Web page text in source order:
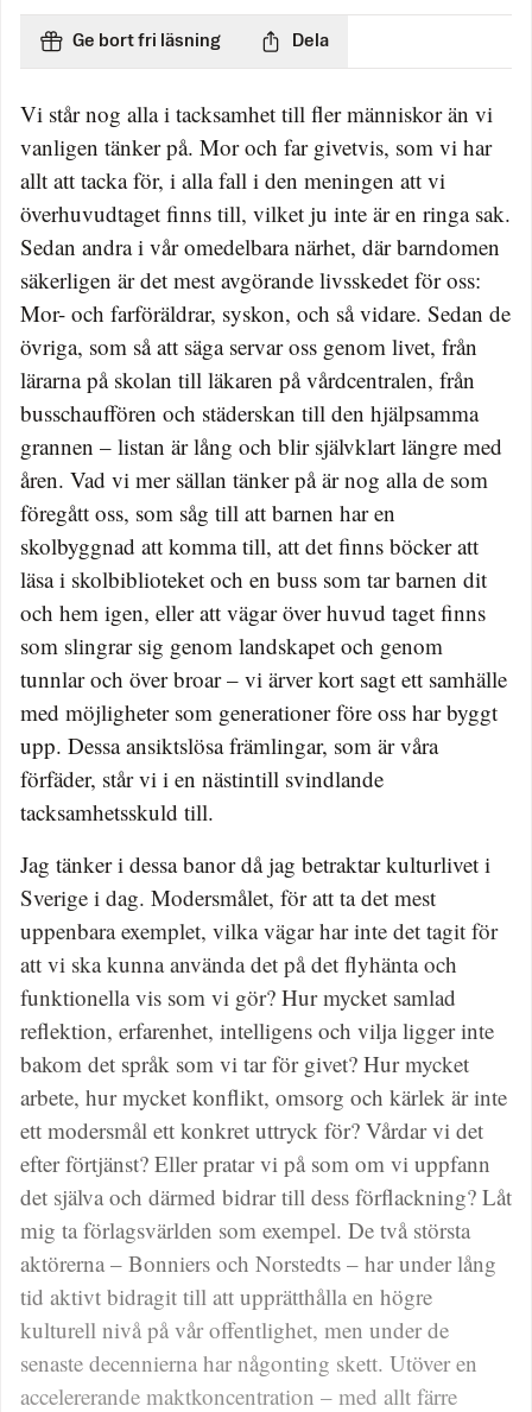
Ge bort fri läsning Dela
Vi står nog alla i tacksamhet till fler människor än vi
vanligen tänker på. Mor och far givetvis, som vi har
allt att tacka för, i alla fall i den meningen att vi
överhuvudtaget finns till, vilket ju inte är en ringa sak.
Sedan andra i vår omedelbara närhet, där barndomen
säkerligen är det mest avgörande livsskedet för oss:
Mor- och farföräldrar, syskon, och så vidare. Sedan de
övriga, som så att säga servar oss genom livet, från
lärarna på skolan till läkaren på vårdcentralen, från
busschauffören och städerskan till den hjälpsamma
grannen – listan är lång och blir självklart längre med
åren. Vad vi mer sällan tänker på är nog alla de som
föregått oss, som såg till att barnen har en
skolbyggnad att komma till, att det finns böcker att
läsa i skolbiblioteket och en buss som tar barnen dit
och hem igen, eller att vägar över huvud taget finns
som slingrar sig genom landskapet och genom
tunnlar och över broar – vi ärver kort sagt ett samhälle
med möjligheter som generationer före oss har byggt
upp. Dessa ansiktslösa främlingar, som är våra
förfäder, står vi i en nästintill svindlande
tacksamhetsskuld till.
Jag tänker i dessa banor då jag betraktar kulturlivet i
Sverige i dag. Modersmålet, för att ta det mest
uppenbara exemplet, vilka vägar har inte det tagit för
att vi ska kunna använda det på det flyhänta och
funktionella vis som vi gör? Hur mycket samlad
reflektion, erfarenhet, intelligens och vilja ligger inte
bakom det språk som vi tar för givet? Hur mycket
arbete, hur mycket konflikt, omsorg och kärlek är inte
ett modersmål ett konkret uttryck för? Vårdar vi det
efter förtjänst? Eller pratar vi på som om vi uppfann
det själva och därmed bidrar till dess förflackning? Låt
mig ta förlagsvärlden som exempel. De två största
aktörerna – Bonniers och Norstedts – har under lång
tid aktivt bidragit till att upprätthålla en högre
kulturell nivå på vår offentlighet, men under de
senaste decennierna har någonting skett. Utöver en
accelererande maktkoncentration – med allt färre